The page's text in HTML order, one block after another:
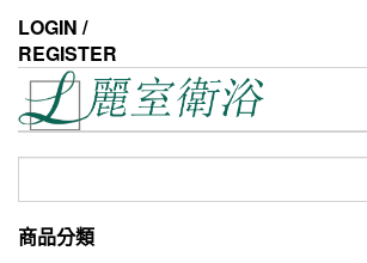
the
content
LOGIN /
REGISTER
鍵
商品分類